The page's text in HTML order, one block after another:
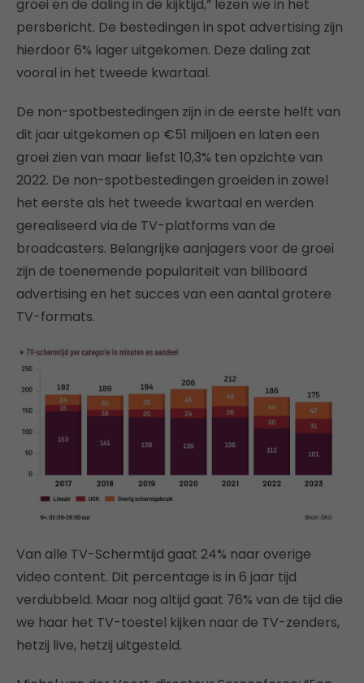
groei en de daling in de kijktijd,” lezen we in het
persbericht. De bestedingen in spot advertising zijn
hierdoor 6% lager uitgekomen. Deze daling zat
vooral in het tweede kwartaal.
De non-spotbestedingen zijn in de eerste helft van
dit jaar uitgekomen op €51 miljoen en laten een
groei zien van maar liefst 10,3% ten opzichte van
2022. De non-spotbestedingen groeiden in zowel
het eerste als het tweede kwartaal en werden
gerealiseerd via de TV-platforms van de
broadcasters. Belangrijke aanjagers voor de groei
zijn de toenemende populariteit van billboard
advertising en het succes van een aantal grotere
TV-formats.
Van alle TV-Schermtijd gaat 24% naar overige
video content. Dit percentage is in 6 jaar tijd
verdubbeld. Maar nog altijd gaat 76% van de tijd die
we haar het TV-toestel kijken naar de TV-zenders,
hetzij live, hetzij uitgesteld.